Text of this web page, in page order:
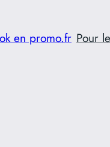
en promo.fr Pour